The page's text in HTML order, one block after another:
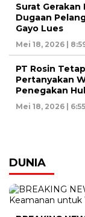
Surat
Dugaan
Gayo Lues
Mei 18, 2026 |
PT Rosin
Pertanyakan
Penegakan
Mei 18, 2026 |
DUNIA